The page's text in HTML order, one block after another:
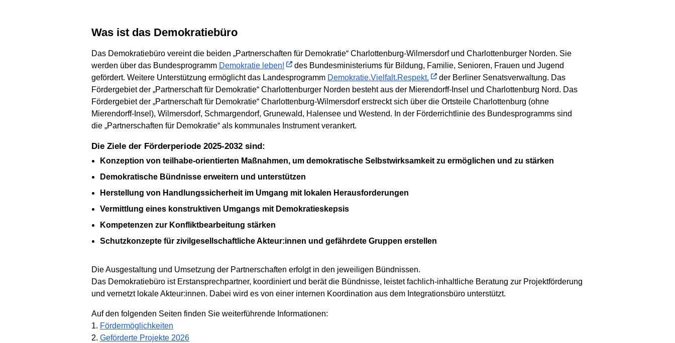
Was ist das Demokratiebüro
Das Demokratiebüro vereint die beiden „Partnerschaften für Demokratie“ Charlottenburg-Wilmersdorf und Charlottenburger Norden. Sie
werden über das Bundesprogramm Demokratie leben!
des Bundesministeriums für Bildung, Familie, Senioren, Frauen und Jugend
gefördert. Weitere Unterstützung ermöglicht das Landesprogramm Demokratie.Vielfalt.Respekt.
der Berliner Senatsverwaltung. Das
Fördergebiet der „Partnerschaft für Demokratie“ Charlottenburger Norden besteht aus der Mierendorff-Insel und Charlottenburg Nord. Das
Fördergebiet der „Partnerschaft für Demokratie“ Charlottenburg-Wilmersdorf erstreckt sich über die Ortsteile Charlottenburg (ohne
Mierendorff-Insel), Wilmersdorf, Schmargendorf, Grunewald, Halensee und Westend. In der Förderrichtlinie des Bundesprogramms sind
die „Partnerschaften für Demokratie“ als kommunales Instrument verankert.
Die Ziele der Förderperiode 2025-2032 sind:
Konzeption von teilhabe-orientierten Maßnahmen, um demokratische Selbstwirksamkeit zu ermöglichen und zu stärken
Demokratische Bündnisse erweitern und unterstützen
Herstellung von Handlungssicherheit im Umgang mit lokalen Herausforderungen
Vermittlung eines konstruktiven Umgangs mit Demokratieskepsis
Kompetenzen zur Konfliktbearbeitung stärken
Schutzkonzepte für zivilgesellschaftliche Akteur:innen und gefährdete Gruppen erstellen
Die Ausgestaltung und Umsetzung der Partnerschaften erfolgt in den jeweiligen Bündnissen.
Das Demokratiebüro ist Erstansprechpartner, koordiniert und berät die Bündnisse, leistet fachlich-inhaltliche Beratung zur Projektförderung
und vernetzt lokale Akteur:innen. Dabei wird es von einer internen Koordination aus dem Integrationsbüro unterstützt.
Auf den folgenden Seiten finden Sie weiterführende Informationen:
1. Fördermöglichkeiten
2. Geförderte Projekte 2026